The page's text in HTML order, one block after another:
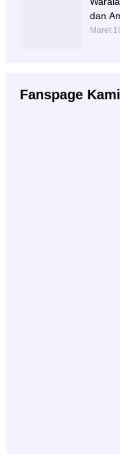
dan
Maret
Fanspage Kami